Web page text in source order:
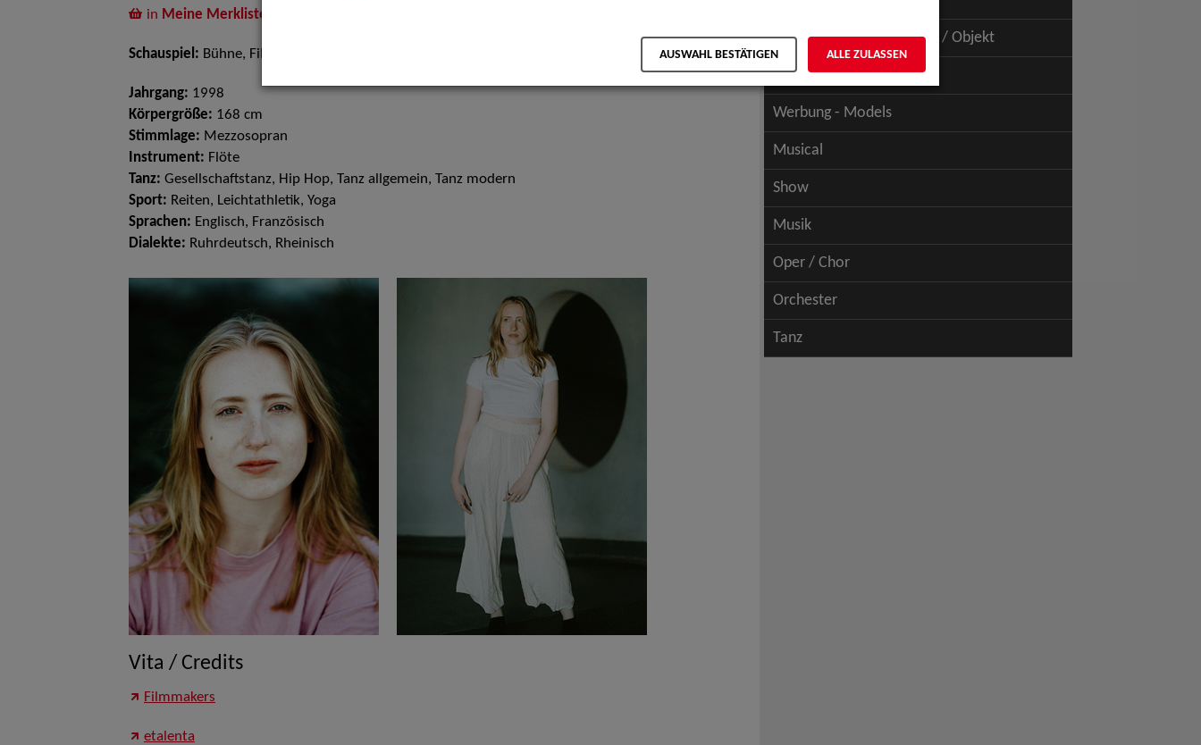
in Meine Merkliste
Schauspiel: Bühne, Film und TV
Jahrgang: 1998
Körpergröße: 168 cm
Stimmlage: Mezzosopran
Instrument: Flöte
Tanz: Gesellschaftstanz, Hip Hop, Tanz allgemein, Tanz modern
Sport: Reiten, Leichtathletik, Yoga
Sprachen: Englisch, Französisch
Dialekte: Ruhrdeutsch, Rheinisch
Vita / Credits
Filmmakers
etalenta
Schauspiel - Figur / Puppe / Objekt
Werbung - Talents
Werbung - Models
Musical
Show
Musik
Oper / Chor
Orchester
Tanz
AUSWAHL BESTÄTIGEN ALLE ZULASSEN